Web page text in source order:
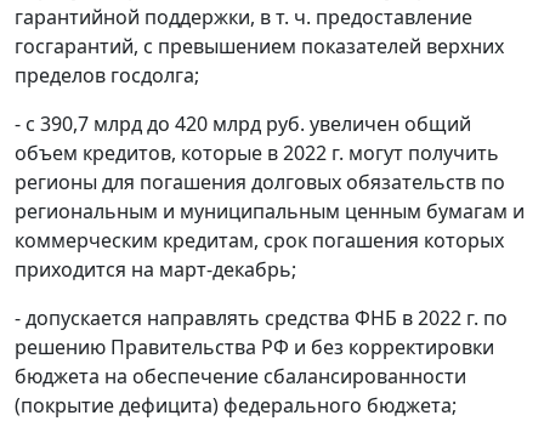
гарантийной поддержки, в т. ч. предоставление
госгарантий, с превышением показателей верхних
пределов госдолга;
- с 390,7 млрд до 420 млрд руб. увеличен общий
объем кредитов, которые в 2022 г. могут получить
регионы для погашения долговых обязательств по
региональным и муниципальным ценным бумагам и
коммерческим кредитам, срок погашения которых
приходится на март-декабрь;
- допускается направлять средства ФНБ в 2022 г. по
решению Правительства РФ и без корректировки
бюджета на обеспечение сбалансированности
(покрытие дефицита) федерального бюджета;